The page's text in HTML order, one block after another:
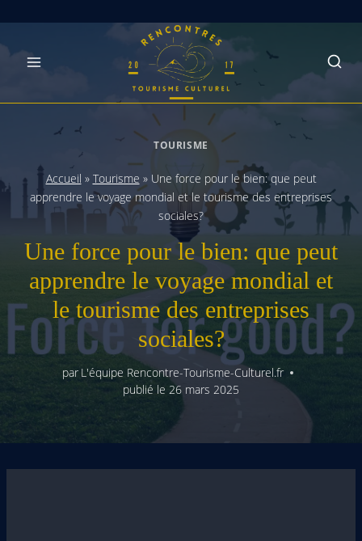
TOURISME
Accueil » Tourisme » Une force pour le bien: que peut
apprendre le voyage mondial et le tourisme des entreprises
sociales?
Une force pour le bien: que peut
apprendre le voyage mondial et
le tourisme des entreprises
sociales?
par L'équipe Rencontre-Tourisme-Culturel.fr
publié le 26 mars 2025